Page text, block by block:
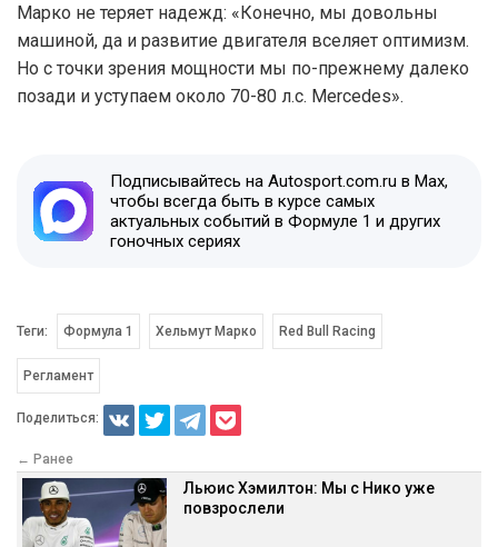
Марко не теряет надежд: «Конечно, мы довольны
машиной, да и развитие двигателя вселяет оптимизм.
Но с точки зрения мощности мы по-прежнему далеко
позади и уступаем около 70-80 л.с. Mercedes».
Подписывайтесь на Autosport.com.ru в Max,
чтобы всегда быть в курсе самых
актуальных событий в Формуле 1 и других
гоночных сериях
Теги: Формула 1 Хельмут Марко Red Bull Racing
Регламент
Поделиться:
← Ранее
Льюис Хэмилтон: Мы с Нико уже
повзрослели